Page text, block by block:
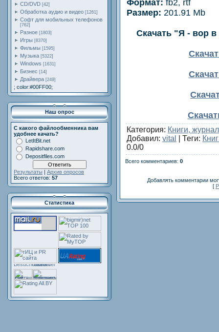
CD/DVD [42]
Обработка аудио и видео [1261]
Софт для мобильных телефонов
[762]
Разное [1803]
Игры [8370]
Фильмы [1595]
Музыка [5322]
Windows [1631]
Бизнес [14]
Драйвера [249]
; color:#00FF00;
Наш опрос
С какого файлообменника вам
удобнее качать?
LetItBit.net
Rapidshare.com
Depositfiles.com
Результаты | Архив опросов
Всего ответов: 57
Статистика
Формат: fb2, rtf
Размер: 201.91 Mb
Скачать "Я - вор в
Категория: Книги,
Добавил: vital Теги:
0.0/0
Всего комментариев: 0
Добавлять комментарии
[